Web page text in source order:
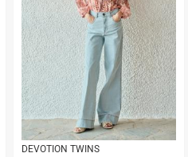
DEVOTION TWINS